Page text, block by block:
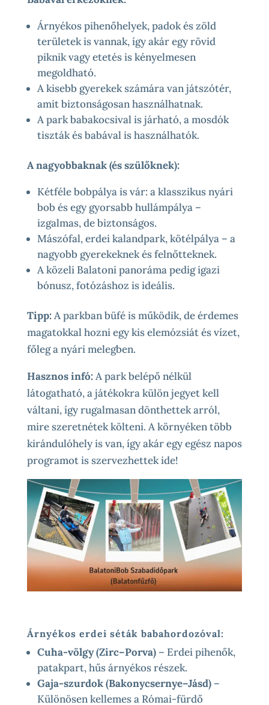
Árnyékos pihenőhelyek, padok és zöld
területek is vannak, így akár egy rövid
piknik vagy etetés is kényelmesen
megoldható.
A kisebb gyerekek számára van játszótér,
amit biztonságosan használhatnak.
A park babakocsival is járható, a mosdók
tiszták és babával is használhatók.
A nagyobbaknak (és szülőknek):
Kétféle bobpálya is vár: a klasszikus nyári
bob és egy gyorsabb hullámpálya –
izgalmas, de biztonságos.
Mászófal, erdei kalandpark, kötélpálya – a
nagyobb gyerekeknek és felnőtteknek.
A közeli Balatoni panoráma pedig igazi
bónusz, fotózáshoz is ideális.
Tipp:A parkban büfé is működik, de érdemes
magatokkal hozni egy kis elemózsiát és vízet,
főleg a nyári melegben.
Hasznos infó:A park belépő nélkül
látogatható, a játékokra külön jegyet kell
váltani, így rugalmasan dönthettek arról,
mire szeretnétek költeni. A környéken több
kirándulóhely is van, így akár egy egész napos
programot is szervezhettek ide!
Árnyékos erdei séták babahordozóval:
Cuha-völgy (Zirc–Porva)– Erdei pihenők,
patakpart, hűs árnyékos részek.
Gaja-szurdok (Bakonycsernye–Jásd)–
Különösen kellemes a Római-fürdő